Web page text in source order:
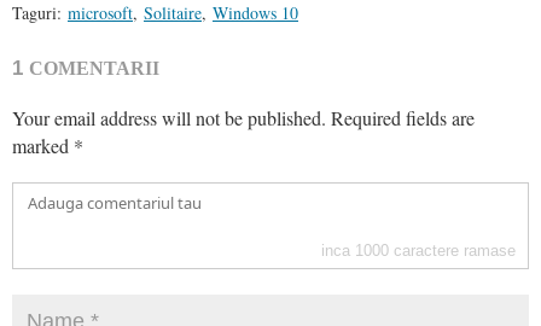
Taguri: microsoft, Solitaire, Windows 10
1 COMENTARII
Your email address will not be published. Required fields are
marked *
inca 1000 caractere ramase